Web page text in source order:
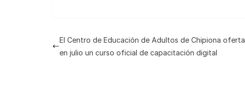
s
A
e
b
gr
a
s
k
h
at
e
El Centro de Educación de Adultos de Chipiona oferta
en julio un curso oficial de capacitación digital